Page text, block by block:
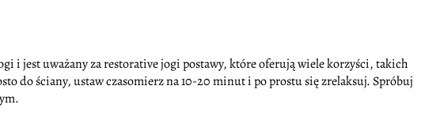
i jest uważany za restorative jogi postawy, które oferują wiele korzyści, takich
do ściany, ustaw czasomierz na 10-20 minut i po prostu się zrelaksuj. Spróbuj